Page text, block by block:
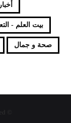
بيت العلم -
صحة و جمال